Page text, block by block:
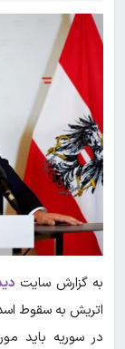
به گزارش سایت
اتریش به سقوط
در سوریه باید